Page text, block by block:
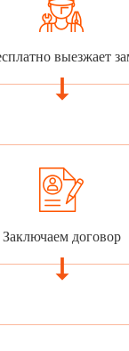
выезжает
Заключаем договор